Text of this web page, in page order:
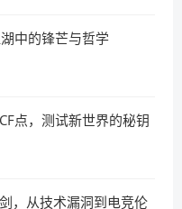
中的锋芒与哲学
点，测试新世界的秘钥
，从技术漏洞到电竞伦